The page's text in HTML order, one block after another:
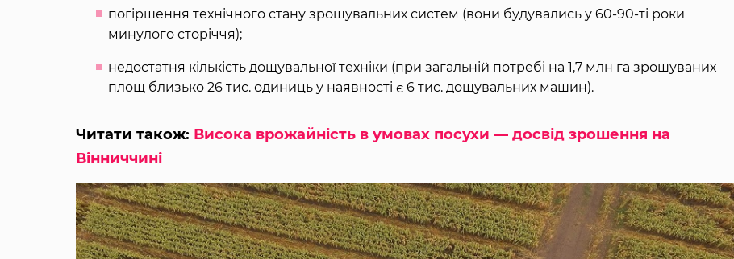
погіршення технічного стану зрошувальних систем (вони будувались у 60-90-ті роки
минулого сторіччя);
недостатня кількість дощувальної техніки (при загальній потребі на 1,7 млн га зрошуваних
площ близько 26 тис. одиниць у наявності є 6 тис. дощувальних машин).
Читати також: Висока врожайність в умовах посухи — досвід зрошення на
Вінниччині